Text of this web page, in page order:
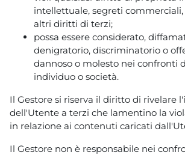
intellettuale, segreti
altri diritti di terzi;
possa essere considerato,
denigratorio, discriminatorio o
dannoso o molesto nei confronti
individuo o società.
Il Gestore si riserva il diritto di rivelare
dell'Utente a terzi che lamentino la
in relazione ai contenuti caricati
Il Gestore non è responsabile nei